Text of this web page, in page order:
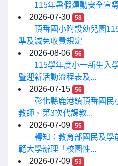
115年暑假運動安全宣
2026-07-30
58
頂番國小附設幼兒園
準及減免收費規定
2026-08-06
56
115學年度小一新生入
暨迎新活動流程表及...
2026-07-15
56
彰化縣鹿港鎮頂番國民
教師、第3次代課教...
2026-07-09
55
轉知：教育部國民及學
範大學辦理「校園性...
2026-07-09
53